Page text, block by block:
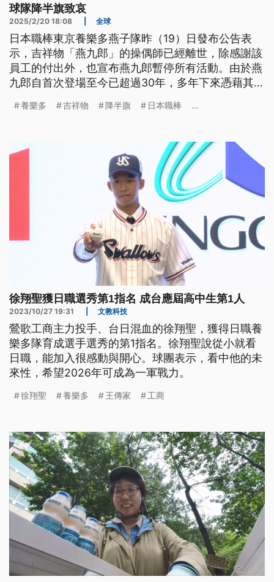
球隊降半旗致哀
2025/2/20 18:08 全球
日本職棒東京養樂多燕子隊昨（19）日發布公告表
示，吉祥物「燕九郎」的操偶師已經離世，除感謝該
員工的付出外，也宣布燕九郎暫停所有活動。由於燕
九郎自首次登場至今已超過30年，多年下來憑藉其獨
絲紛紛至「燕九郎神社」獻酒哀悼，球隊主場明治神
養樂多 吉祥物 降半旗 日本職棒 ...
徐翔聖獲日職選秀第1指名 成台應屆高中生第1人
2023/10/27 19:31 文教科技
鶯歌工商主力投手、台日混血的徐翔聖，獲得日職養
樂多隊育成選手選秀的第1指名。徐翔聖說從小就看
日職，能加入很感動與開心。球團表示，看中他的未
來性，希望2026年可成為一軍戰力。
徐翔聖 養樂多 王傳家 工商